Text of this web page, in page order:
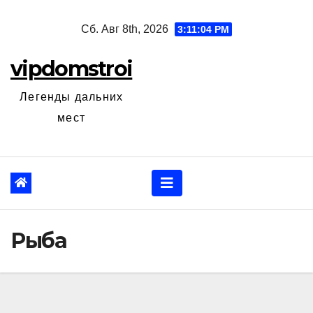
Сб. Авг 8th, 2026 3:11:05 PM
vipdomstroi
Легенды дальних
мест
Рыба